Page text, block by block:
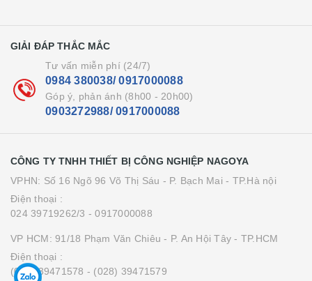
GIẢI ĐÁP THẮC MẮC
Tư vấn miễn phí (24/7)
0984 380038/ 0917000088
Góp ý, phản ánh (8h00 - 20h00)
0903272988/ 0917000088
CÔNG TY TNHH THIẾT BỊ CÔNG NGHIỆP NAGOYA
VPHN: Số 16 Ngõ 96 Võ Thị Sáu - P. Bạch Mai - TP.Hà nội
Điện thoại :
024 39719262/3 - 0917000088
VP HCM: 91/18 Phạm Văn Chiêu - P. An Hội Tây - TP.HCM
Điện thoại :
(028) 39471578 - (028) 39471579